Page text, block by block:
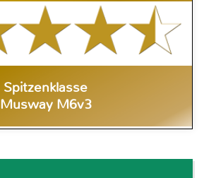
Spitzenklasse
Musway M6v3